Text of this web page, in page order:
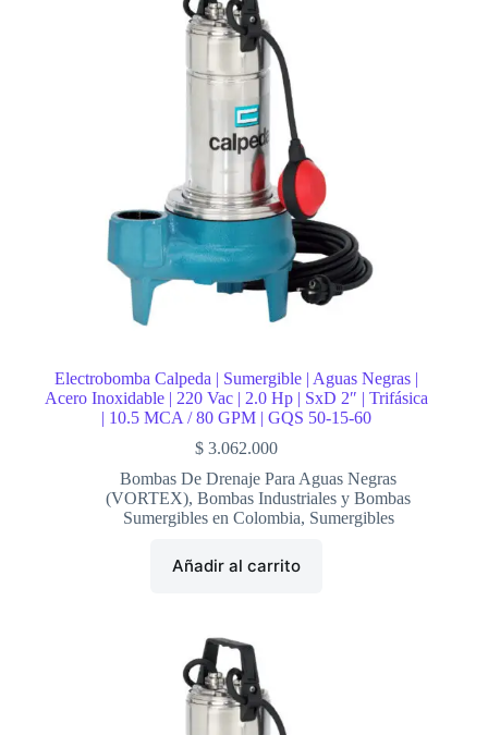
Electrobomba Calpeda | Sumergible | Aguas Negras |
Acero Inoxidable | 220 Vac | 2.0 Hp | SxD 2″ | Trifásica
| 10.5 MCA / 80 GPM | GQS 50-15-60
$ 3.062.000
Bombas De Drenaje Para Aguas Negras
(VORTEX),Bombas Industriales y Bombas
Sumergibles en Colombia, Sumergibles
Añadir al carrito